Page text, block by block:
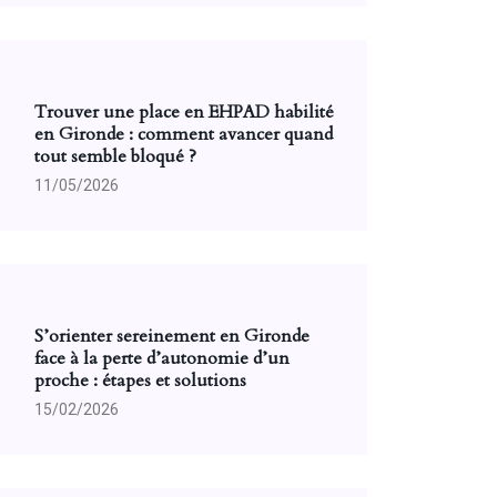
Trouver une place en EHPAD habilité
en Gironde : comment avancer quand
tout semble bloqué ?
11/05/2026
S’orienter sereinement en Gironde
face à la perte d’autonomie d’un
proche : étapes et solutions
15/02/2026